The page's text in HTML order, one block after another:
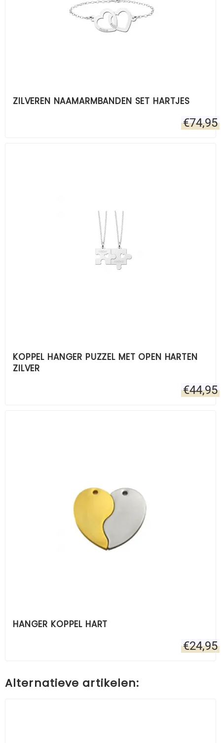
ZILVEREN NAAMARMBANDEN SET HARTJES
€74,95
KOPPEL HANGER PUZZEL MET OPEN HARTEN
ZILVER
€44,95
HANGER KOPPEL HART
€24,95
Alternatieve artikelen: